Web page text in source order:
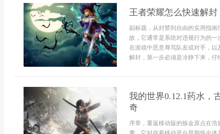
王者荣耀怎么快速解
副标题，从封禁到自由的实用指
故，它通常是系统对违规行为的
在游戏中恶意辱骂队友或对手，
解封，第一步必须是冷静下来，
我的世界0.12.1药水，
奇
序章，重返移动版的炼金原点在